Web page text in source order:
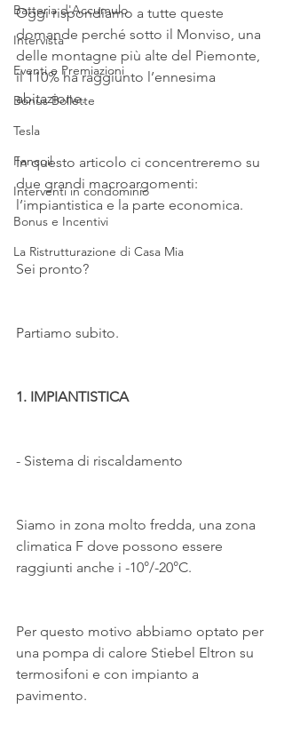
Batteria d'Accumulo
Intervista
Eventi e Premiazioni
Bonus Bollette
Tesla
Fancoil
Interventi in condominio
Bonus e Incentivi
La Ristrutturazione di Casa Mia
Oggi rispondiamo a tutte queste
domande perché sotto il Monviso, una
delle montagne più alte del Piemonte,
il 110% ha raggiunto l’ennesima
abitazione.
In questo articolo ci concentreremo su
due grandi macroargomenti:
l’impiantistica e la parte economica.
Sei pronto?
Partiamo subito.
1. IMPIANTISTICA
- Sistema di riscaldamento
Siamo in zona molto fredda, una zona
climatica F dove possono essere
raggiunti anche i -10°/-20°C.
Per questo motivo abbiamo optato per
una pompa di calore Stiebel Eltron su
termosifoni e con impianto a
pavimento.